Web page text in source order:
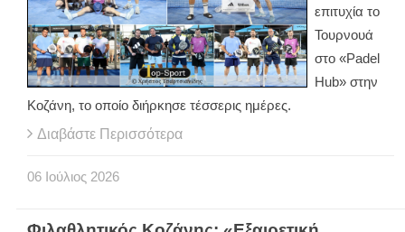
επιτυχία το
Τουρνουά
στο «Padel
Hub» στην
Κοζάνη, το οποίο διήρκησε τέσσερις ημέρες.
Διαβάστε Περισσότερα
06 Ιούλιος 2026